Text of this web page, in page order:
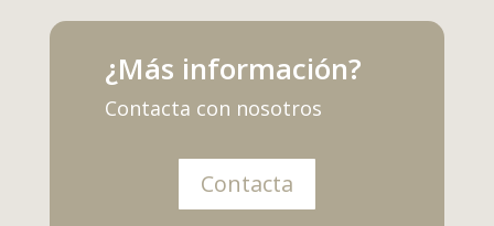
¿Más información?
Contacta con nosotros
Contacta